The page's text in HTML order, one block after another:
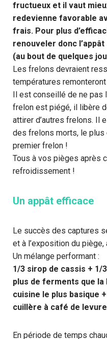
fructueux et il vaut
redevienne favorable
frais. Pour plus
renouveler donc
(au bout de quelques
Les frelons devraient
températures
Il est conseillé de ne pas
frelon est piégé, il libère
attirer d’autres frelons. Il
des frelons morts, le
premier frelon !
Tous à vos pièges après
refroidissement !
Un appât efficace
Le succès des captures
et à l’exposition du piège,
Un mélange performant :
1/3 sirop de cassis + 1/
plus de ferments que la
cuisine le plus basique
cuillère à café de
En période de temps